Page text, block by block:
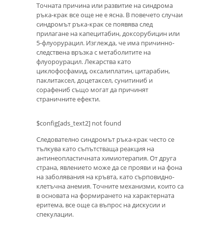
Точната причина или развитие на синдрома
ръка-крак все още не е ясна. В повечето случаи
синдромът ръка-крак се появява след
прилагане на капецитабин, доксорубицин или
5-флуорурацил. Изглежда, че има причинно-
следствена връзка с метаболитите на
флуороурацил. Лекарства като
циклофосфамид, оксалиплатин, цитарабин,
паклитаксел, доцетаксел, сунитиниб и
сорафениб също могат да причинят
страничните ефекти.
$config[ads_text2] not found
Следователно синдромът ръка-крак често се
тълкува като съпътстваща реакция на
антинеопластичната химиотерапия. От друга
страна, явлението може да се прояви и на фона
на заболявания на кръвта, като сърповидно-
клетъчна анемия. Точните механизми, които са
в основата на формирането на характерната
еритема, все още са въпрос на дискусии и
спекулации.